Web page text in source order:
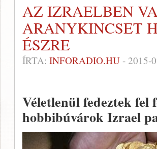
AZ IZRAELBEN
ARANYKINCSET
ÉSZRE
ÍRTA: INFORADIO.HU - 2015-
Véletlenül fedeztek fel
hobbibúvárok Izrael